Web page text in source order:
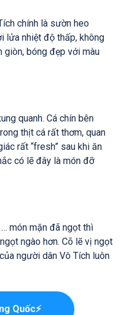
chính là sườn heo
lửa nhiệt độ thấp, không
bóng đẹp với màu
quanh. Cá chín bên
thịt cá rất thơm, quan
rất “fresh” sau khi ăn
có lẽ đây là món đỡ
món mặn đã ngọt thì
ngào hơn. Cõ lẽ vị ngọt
người dân Vô Tích luôn
Quốc⚡